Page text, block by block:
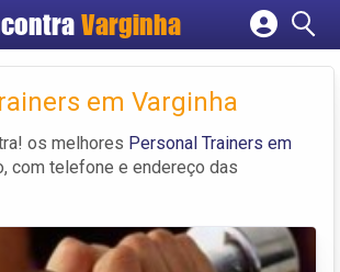
Varginha
Cadastrar empresa
Criar conta
em Varginha
os melhores Personal Trainers em
com telefone e endereço das